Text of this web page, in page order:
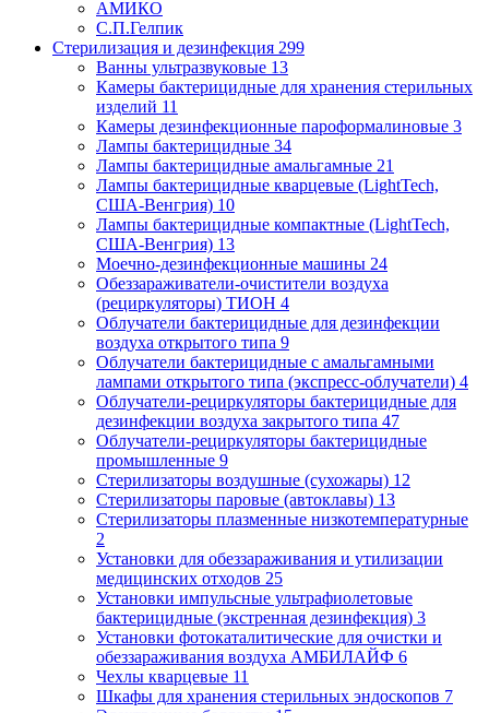
АМИКО
С.П.Гелпик
Стерилизация и дезинфекция 299
Ванны ультразвуковые 13
Камеры бактерицидные для хранения стерильных
изделий 11
Камеры дезинфекционные пароформалиновые 3
Лампы бактерицидные 34
Лампы бактерицидные амальгамные 21
Лампы бактерицидные кварцевые (LightTech,
США-Венгрия) 10
Лампы бактерицидные компактные (LightTech,
США-Венгрия) 13
Моечно-дезинфекционные машины 24
Обеззараживатели-очистители воздуха
(рециркуляторы) ТИОН 4
Облучатели бактерицидные для дезинфекции
воздуха открытого типа 9
Облучатели бактерицидные с амальгамными
лампами открытого типа (экспресс-облучатели) 4
Облучатели-рециркуляторы бактерицидные для
дезинфекции воздуха закрытого типа 47
Облучатели-рециркуляторы бактерицидные
промышленные 9
Стерилизаторы воздушные (сухожары) 12
Стерилизаторы паровые (автоклавы) 13
Стерилизаторы плазменные низкотемпературные
2
Установки для обеззараживания и утилизации
медицинских отходов 25
Установки импульсные ультрафиолетовые
бактерицидные (экстренная дезинфекция) 3
Установки фотокаталитические для очистки и
обеззараживания воздуха АМБИЛАЙФ 6
Чехлы кварцевые 11
Шкафы для хранения стерильных эндоскопов 7